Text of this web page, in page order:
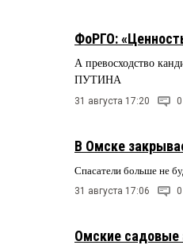
ФоРГО:
А превосходство
ПУТИНА
31 августа 17:20 0
В Омске
Спасатели больше не
31 августа 17:06 0
Омские садовые